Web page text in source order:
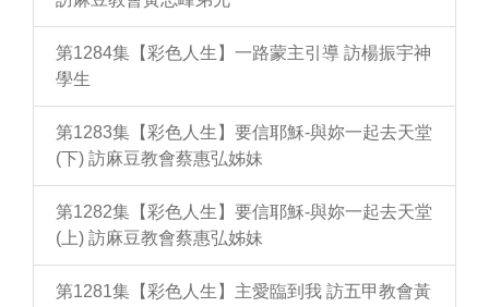
第1284集【彩色人生】一路蒙主引導 訪楊振宇神
學生
第1283集【彩色人生】要信耶穌-與妳一起去天堂
(下) 訪麻豆教會蔡惠弘姊妹
第1282集【彩色人生】要信耶穌-與妳一起去天堂
(上) 訪麻豆教會蔡惠弘姊妹
第1281集【彩色人生】主愛臨到我 訪五甲教會黃